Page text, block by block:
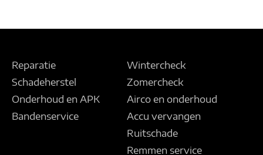
Reparatie
Schadeherstel
Onderhoud en APK
Bandenservice
Wintercheck
Zomercheck
Airco en onderhoud
Accu vervangen
Ruitschade
Remmen service